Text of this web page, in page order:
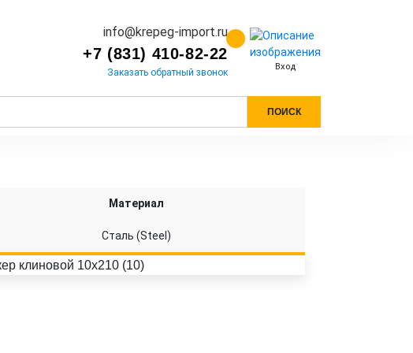
info@krepeg-import.ru
+7 (831) 410-82-22
Заказать обратный звонок Вход
ПОИСК
Материал
Сталь (Steel)